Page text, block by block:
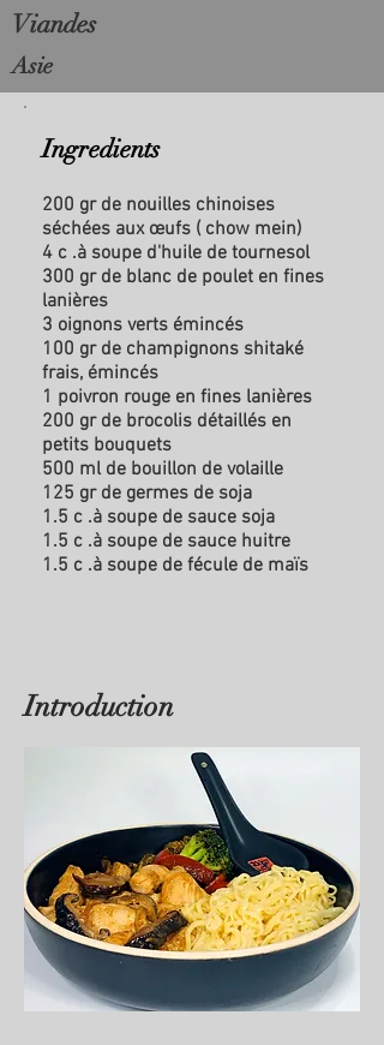
Viandes
Asie
Ingredients
200 gr de nouilles chinoises
séchées aux œufs ( chow mein)
4 c .à soupe d'huile de tournesol
300 gr de blanc de poulet en fines
lanières
3 oignons verts émincés
100 gr de champignons shitaké
frais, émincés
1 poivron rouge en fines lanières
200 gr de brocolis détaillés en
petits bouquets
500 ml de bouillon de volaille
125 gr de germes de soja
1.5 c .à soupe de sauce soja
1.5 c .à soupe de sauce huitre
1.5 c .à soupe de fécule de maïs
Introduction